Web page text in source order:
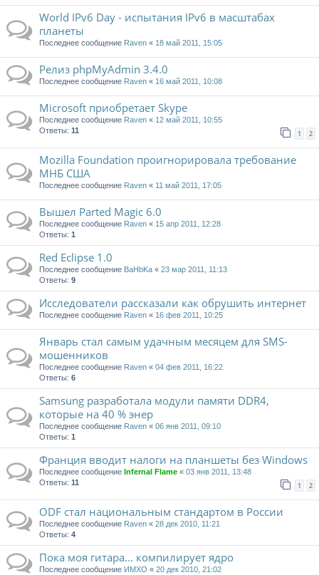
World IPv6 Day - испытания IPv6 в масштабах
планеты
Последнее сообщение Raven « 18 май 2011, 15:05
Релиз phpMyAdmin 3.4.0
Последнее сообщение Raven « 16 май 2011, 10:08
Microsoft приобретает Skype
Последнее сообщение Raven « 12 май 2011, 10:55
Ответы: 11 1 2
Mozilla Foundation проигнорировала требование
МНБ США
Последнее сообщение Raven « 11 май 2011, 17:05
Вышел Parted Magic 6.0
Последнее сообщение Raven « 15 апр 2011, 12:28
Ответы: 1
Red Eclipse 1.0
Последнее сообщение BaHbKa « 23 мар 2011, 11:13
Ответы: 9
Исследователи рассказали как обрушить интернет
Последнее сообщение Raven « 16 фев 2011, 10:25
Январь стал самым удачным месяцем для SMS-
мошенников
Последнее сообщение Raven « 04 фев 2011, 16:22
Ответы: 6
Samsung разработала модули памяти DDR4,
которые на 40 % энер
Последнее сообщение Raven « 06 янв 2011, 09:10
Ответы: 1
Франция вводит налоги на планшеты без Windows
Последнее сообщение Infernal Flame « 03 янв 2011, 13:48
Ответы: 11 1 2
ODF стал национальным стандартом в России
Последнее сообщение Raven « 28 дек 2010, 11:21
Ответы: 4
Пока моя гитара... компилирует ядро
Последнее сообщение ИМХО « 20 дек 2010, 21:02